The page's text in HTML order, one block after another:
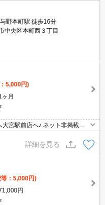
野本町駅 徒歩16分
中央区本町西３丁目
5,000円)
ヶ月
宮駅前店へ♪ ネット非掲載物
な方】【初期安物件】【クレジ
介手数料無料 『ご来店初めて
詳細を見る
：5,000円)
円